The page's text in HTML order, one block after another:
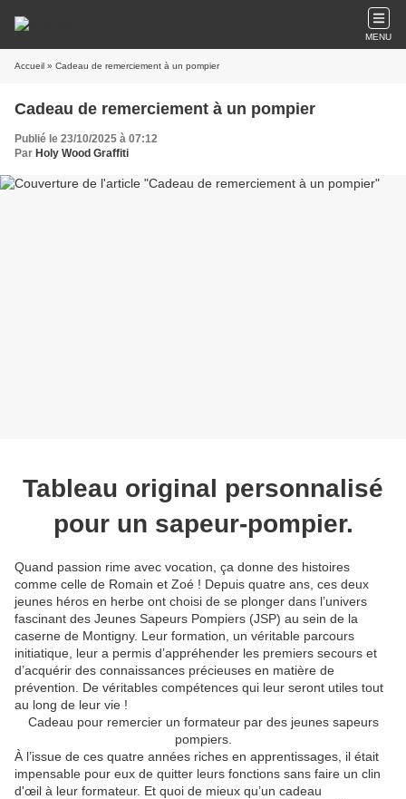
MENU
Accueil » Cadeau de remerciement à un pompier
Cadeau de remerciement à un pompier
Publié le 23/10/2025 à 07:12
Par Holy Wood Graffiti
Tableau original personnalisé
pour un sapeur-pompier.
Quand passion rime avec vocation, ça donne des histoires
comme celle de Romain et Zoé ! Depuis quatre ans, ces deux
jeunes héros en herbe ont choisi de se plonger dans l’univers
fascinant des Jeunes Sapeurs Pompiers (JSP) au sein de la
caserne de Montigny. Leur formation, un véritable parcours
initiatique, leur a permis d’appréhender les premiers secours et
d’acquérir des connaissances précieuses en matière de
prévention. De véritables compétences qui leur seront utiles tout
au long de leur vie !
Cadeau pour remercier un formateur par des jeunes sapeurs
pompiers.
À l’issue de ces quatre années riches en apprentissages, il était
impensable pour eux de quitter leurs fonctions sans faire un clin
d'œil à leur formateur. Et quoi de mieux qu’un cadeau